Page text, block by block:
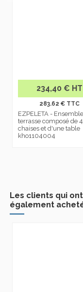
234,40 € HT
283.62 € TTC
EZPELETA -
terrasse composé de 4
chaises et d'une table
kho1104004
Les clients qui
également